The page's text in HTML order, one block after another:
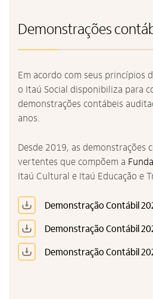
Demonstrações
Em acordo com seus princípios
o Itaú Social disponibiliza para
demonstrações contábeis
anos.
Desde 2019, as demonstrações
vertentes que compõem a
Itaú Cultural e Itaú Educação e
Demonstração Contábil
Demonstração Contábil
Demonstração Contábil